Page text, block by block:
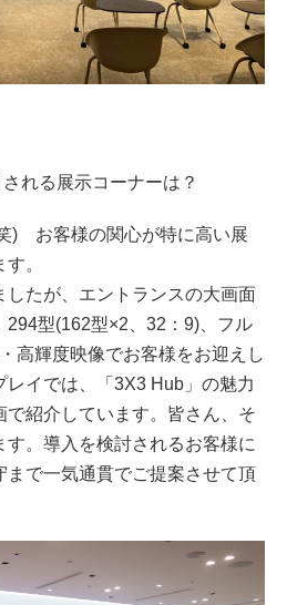
れる展示コーナーは？
) お客様の関心が特に高い展
。
したが、エントランスの大画面
294型(162型×2、32：9)、フル
高輝度映像でお客様をお迎えし
レイでは、「3X3 Hub」の魅力
で紹介しています。皆さん、そ
。導入を検討されるお客様に
まで一気通貫でご提案させて頂